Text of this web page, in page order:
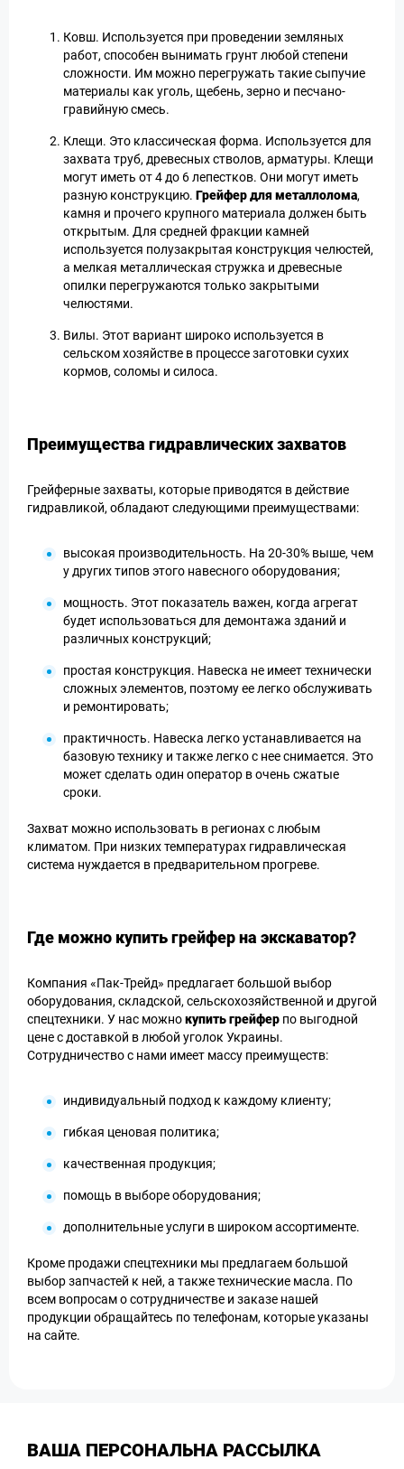
Ковш. Используется при проведении земляных
работ, способен вынимать грунт любой степени
сложности. Им можно перегружать такие сыпучие
материалы как уголь, щебень, зерно и песчано-
гравийную смесь.
Клещи. Это классическая форма. Используется для
захвата труб, древесных стволов, арматуры. Клещи
могут иметь от 4 до 6 лепестков. Они могут иметь
разную конструкцию. Грейфер для металлолома,
камня и прочего крупного материала должен быть
открытым. Для средней фракции камней
используется полузакрытая конструкция челюстей,
а мелкая металлическая стружка и древесные
опилки перегружаются только закрытыми
челюстями.
Вилы. Этот вариант широко используется в
сельском хозяйстве в процессе заготовки сухих
кормов, соломы и силоса.
Преимущества гидравлических захватов
Грейферные захваты, которые приводятся в действие
гидравликой, обладают следующими преимуществами:
высокая производительность. На 20-30% выше, чем
у других типов этого навесного оборудования;
мощность. Этот показатель важен, когда агрегат
будет использоваться для демонтажа зданий и
различных конструкций;
простая конструкция. Навеска не имеет технически
сложных элементов, поэтому ее легко обслуживать
и ремонтировать;
практичность. Навеска легко устанавливается на
базовую технику и также легко с нее снимается. Это
может сделать один оператор в очень сжатые
сроки.
Захват можно использовать в регионах с любым
климатом. При низких температурах гидравлическая
система нуждается в предварительном прогреве.
Где можно купить грейфер на экскаватор?
Компания «Пак-Трейд» предлагает большой выбор
оборудования, складской, сельскохозяйственной и другой
спецтехники. У нас можнокупить грейфер по выгодной
цене с доставкой в любой уголок Украины.
Сотрудничество с нами имеет массу преимуществ:
индивидуальный подход к каждому клиенту;
гибкая ценовая политика;
качественная продукция;
помощь в выборе оборудования;
дополнительные услуги в широком ассортименте.
Кроме продажи спецтехники мы предлагаем большой
выбор запчастей к ней, а также технические масла. По
всем вопросам о сотрудничестве и заказе нашей
продукции обращайтесь по телефонам, которые указаны
на сайте.
ВАША ПЕРСОНАЛЬНА РАССЫЛКА